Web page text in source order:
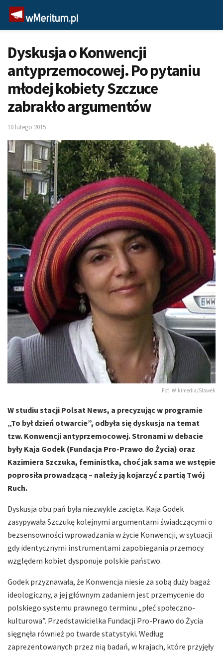
Dyskusja o Konwencji
antyprzemocowej. Po pytaniu
młodej kobiety Szczuce
zabrakło argumentów
10 lutego 2015
Fot. Wikimedia/Slawek
W studiu stacji Polsat News, a precyzując w programie
„To był dzień otwarcie”, odbyła się dyskusja na temat
tzw. Konwencji antyprzemocowej. Stronami w debacie
były Kaja Godek (Fundacja Pro-Prawo do Życia) oraz
Kazimiera Szczuka, feministka, choć jak sama we wstępie
poprosiła prowadzącą – należy ją kojarzyć z partią Twój
Ruch.
Dyskusja obu pań była niezwykle zacięta. Kaja Godek
zasypywała Szczukę kolejnymi argumentami świadczącymi o
bezsensowności wprowadzania w życie Konwencji, w sytuacji
gdy identycznymi instrumentami zapobiegania przemocy
względem kobiet dysponuje polskie państwo.
Godek przyznawała, że Konwencja niesie za sobą duży bagaż
ideologiczny, a jej głównym zadaniem jest przemycenie do
polskiego systemu prawnego terminu „płeć społeczno-
kulturowa”. Przedstawicielka Fundacji Pro-Prawo do Życia
sięgnęła również po twarde statystyki. Według
zaprezentowanych przez nią badań, w krajach, które przyjęły